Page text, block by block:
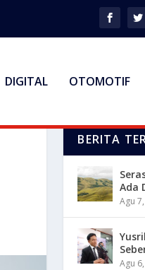
DIGITAL OTOMOTIF
BERITA
Ada
Agu
Agu